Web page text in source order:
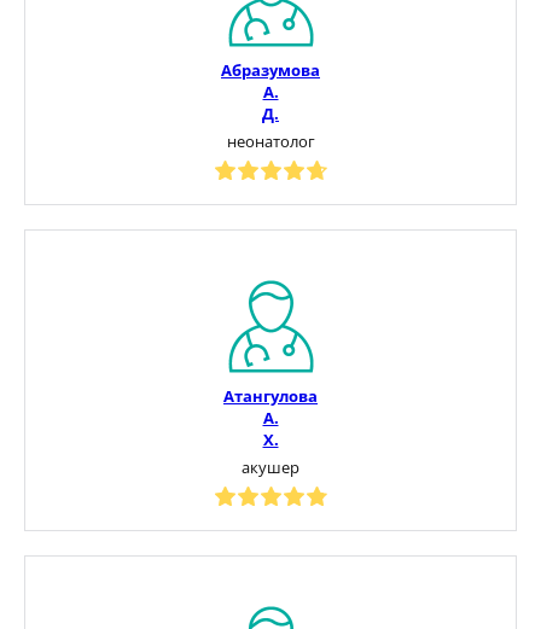
Абразумова
А.
Д.
неонатолог
Атангулова
А.
Х.
акушер